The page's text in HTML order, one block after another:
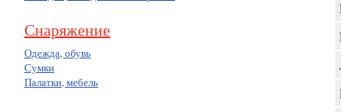
Снаряжение
Одежда, обувь
Сумки
Палатки, мебель